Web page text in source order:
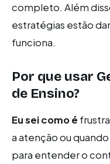
completo. Além
estratégias estão
funciona.
Por que usar
de Ensino?
Eu sei como é
a atenção ou
para entender o